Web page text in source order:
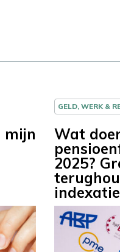
mijn
GELD, WERK &
Wat
2025?
indexatie